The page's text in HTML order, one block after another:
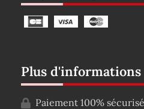
Plus d'informations
Paiement 100% sécurisé